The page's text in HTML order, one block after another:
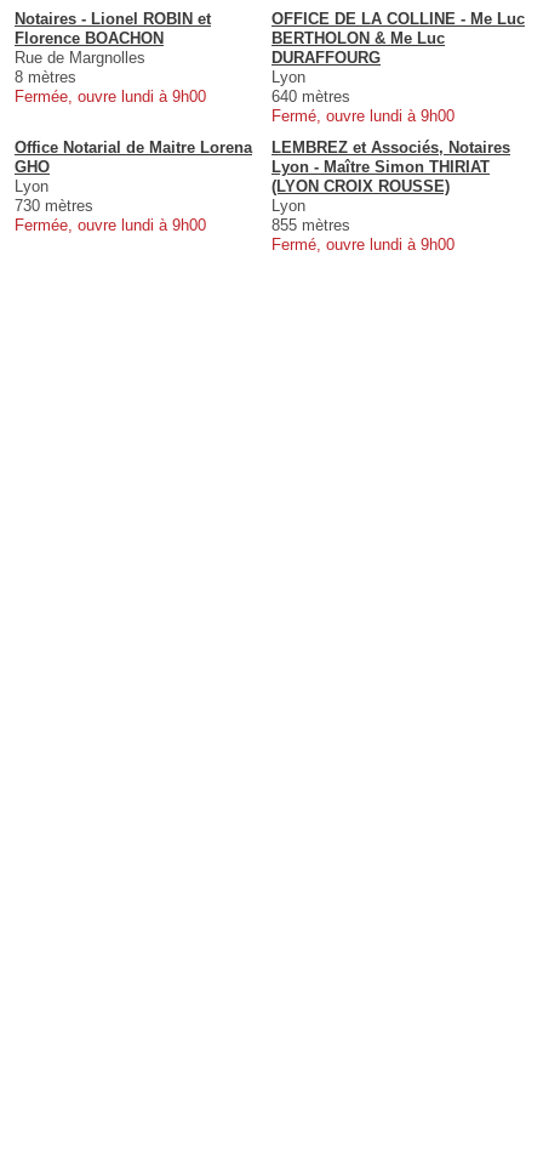
Notaires - Lionel ROBIN et
Florence BOACHON
Rue de Margnolles
8 mètres
Fermée, ouvre lundi à 9h00
OFFICE DE LA COLLINE - Me Luc
BERTHOLON & Me Luc
DURAFFOURG
Lyon
640 mètres
Fermé, ouvre lundi à 9h00
Office Notarial de Maitre Lorena
GHO
Lyon
730 mètres
Fermée, ouvre lundi à 9h00
LEMBREZ et Associés, Notaires
Lyon - Maître Simon THIRIAT
(LYON CROIX ROUSSE)
Lyon
855 mètres
Fermé, ouvre lundi à 9h00